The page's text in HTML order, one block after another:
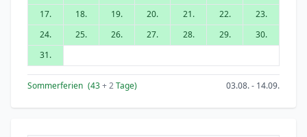
17.
18. 19. 20. 21. 22.
23.
24.
25. 26. 27. 28. 29.
30.
31.
Sommerferien (43+ 2Tage) 03.08. - 14.09.